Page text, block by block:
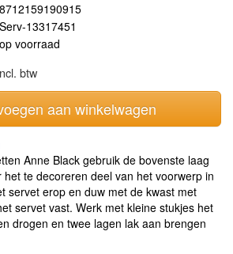
8712159190915
Serv-13317451
op voorraad
btw
aan winkelwagen
Anne Black gebruik de bovenste laag
te decoreren deel van het voorwerp in
servet erop en duw met de kwast met
servet vast. Werk met kleine stukjes het
drogen en twee lagen lak aan brengen